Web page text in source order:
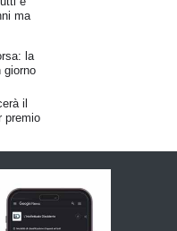
ma
la
giorno
il
premio